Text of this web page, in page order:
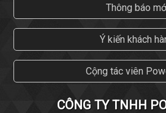
Thông báo
Ý kiến khách
Cộng tác viên
CÔNG TY TNHH